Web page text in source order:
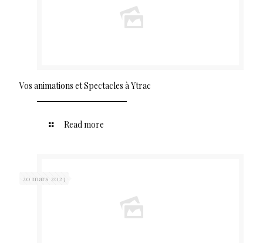
Vos animations et Spectacles à Ytrac
Read more
20 mars 2023